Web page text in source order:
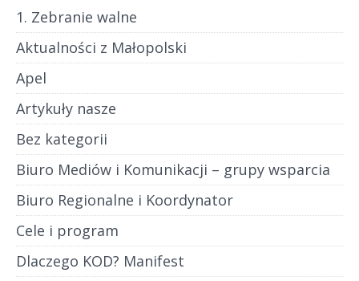
1. Zebranie walne
Aktualności z Małopolski
Apel
Artykuły nasze
Bez kategorii
Biuro Mediów i Komunikacji – grupy wsparcia
Biuro Regionalne i Koordynator
Cele i program
Dlaczego KOD? Manifest